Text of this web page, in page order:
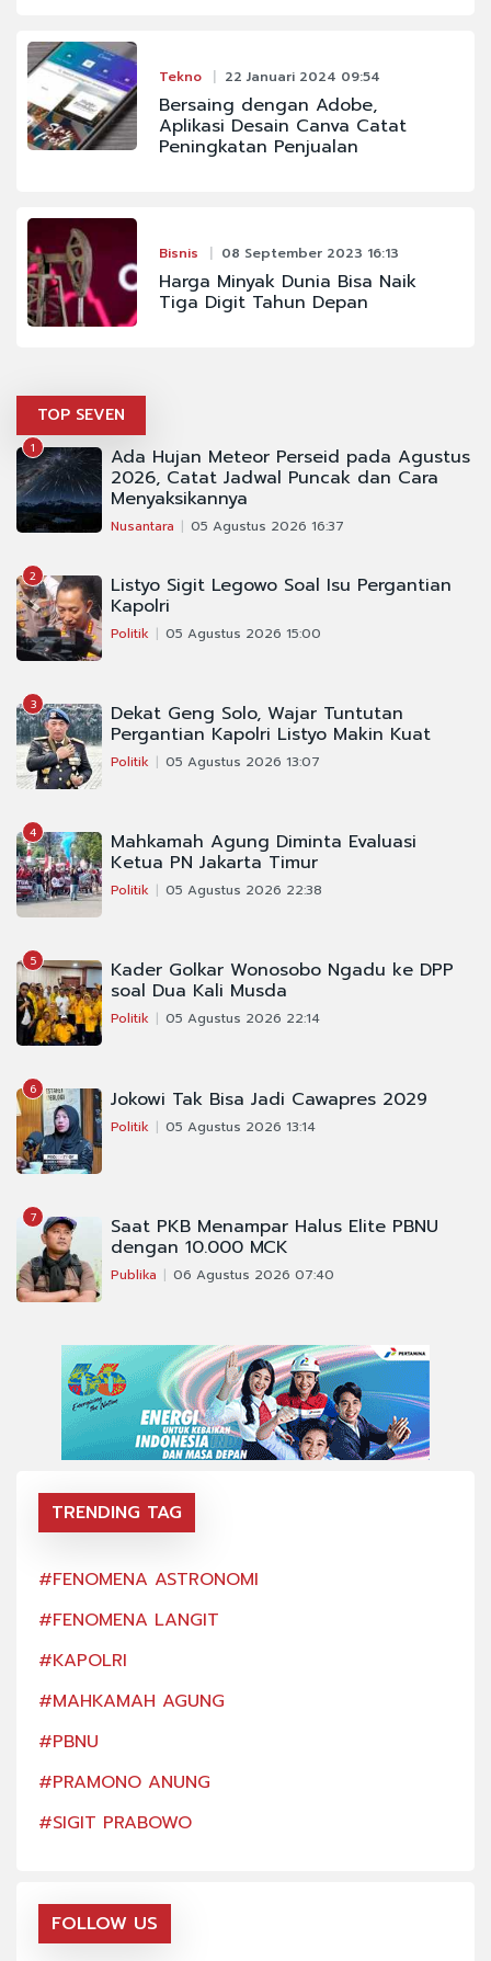
Tekno 22 Januari 2024 09:54
Bersaing dengan Adobe,
Aplikasi Desain Canva Catat
Peningkatan Penjualan
Bisnis 08 September 2023 16:13
Harga Minyak Dunia Bisa Naik
Tiga Digit Tahun Depan
TOP SEVEN
1 Ada Hujan Meteor Perseid pada Agustus
2026, Catat Jadwal Puncak dan Cara
Menyaksikannya
Nusantara 05 Agustus 2026 16:37
2 Listyo Sigit Legowo Soal Isu Pergantian
Kapolri
Politik 05 Agustus 2026 15:00
3 Dekat Geng Solo, Wajar Tuntutan
Pergantian Kapolri Listyo Makin Kuat
Politik 05 Agustus 2026 13:07
4 Mahkamah Agung Diminta Evaluasi
Ketua PN Jakarta Timur
Politik 05 Agustus 2026 22:38
5 Kader Golkar Wonosobo Ngadu ke DPP
soal Dua Kali Musda
Politik 05 Agustus 2026 22:14
6 Jokowi Tak Bisa Jadi Cawapres 2029
Politik 05 Agustus 2026 13:14
7 Saat PKB Menampar Halus Elite PBNU
dengan 10.000 MCK
Publika 06 Agustus 2026 07:40
TRENDING TAG
#FENOMENA ASTRONOMI
#FENOMENA LANGIT
#KAPOLRI
#MAHKAMAH AGUNG
#PBNU
#PRAMONO ANUNG
#SIGIT PRABOWO
FOLLOW US